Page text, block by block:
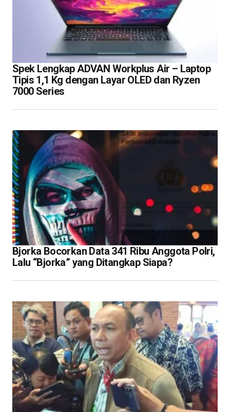
Spek Lengkap ADVAN Workplus Air – Laptop
Tipis 1,1 Kg dengan Layar OLED dan Ryzen
7000 Series
Bjorka Bocorkan Data 341 Ribu Anggota Polri,
Lalu “Bjorka” yang Ditangkap Siapa?